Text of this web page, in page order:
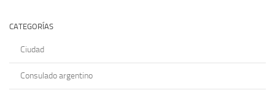
CATEGORÍAS
Ciudad
Consulado argentino